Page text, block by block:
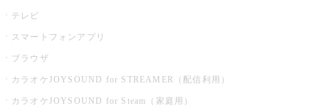
テレビ
スマートフォンアプリ
ブラウザ
カラオケJOYSOUND for STREAMER（配信利用）
カラオケJOYSOUND for Steam（家庭用）